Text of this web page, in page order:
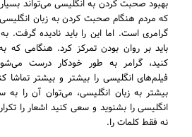
بهبود صحبت کردن به انگلیسی می‌تواند
که مردم هنگام صحبت کردن به زبان
گرامری است. اما این را باید نادیده گرفت.
باید بر روان بودن تمرکز کرد. هنگامی
کنید، گرامر به طور خودکار درست
فیلم‌های انگلیسی را بیشتر و بیشتر
بیشتر به زبان انگلیسی، می‌توان آن را
انگلیسی را بشنوید و سعی کنید اشعار را
نه فقط کلمات را.